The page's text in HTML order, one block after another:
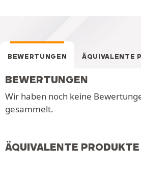
BEWERTUNGEN ÄQUIVALENTE
BEWERTUNGEN
Wir haben noch keine
gesammelt.
ÄQUIVALENTE PRODUKTE